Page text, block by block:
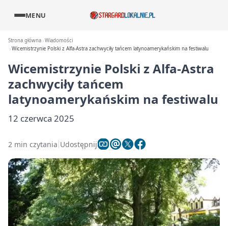
MENU
Strona główna Wiadomości
Wicemistrzynie Polski z Alfa-Astra zachwyciły tańcem latynoamerykańskim na festiwalu
Wicemistrzynie Polski z Alfa-Astra
zachwyciły tańcem
latynoamerykańskim na festiwalu
12 czerwca 2025
2 min czytania Udostępnij